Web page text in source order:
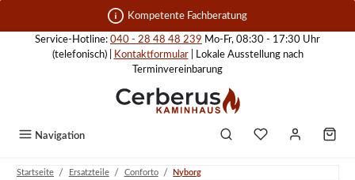
Zum Hauptinhalt springen Kompetente Fachberatung
Service-Hotline: 040 - 28 48 48 239 Mo-Fr, 08:30 - 17:30 Uhr
(telefonisch) |
Kontaktformular| Lokale Ausstellung nach
Terminvereinbarung
Navigation
Startseite / Ersatzteile / Conforto / Nyborg